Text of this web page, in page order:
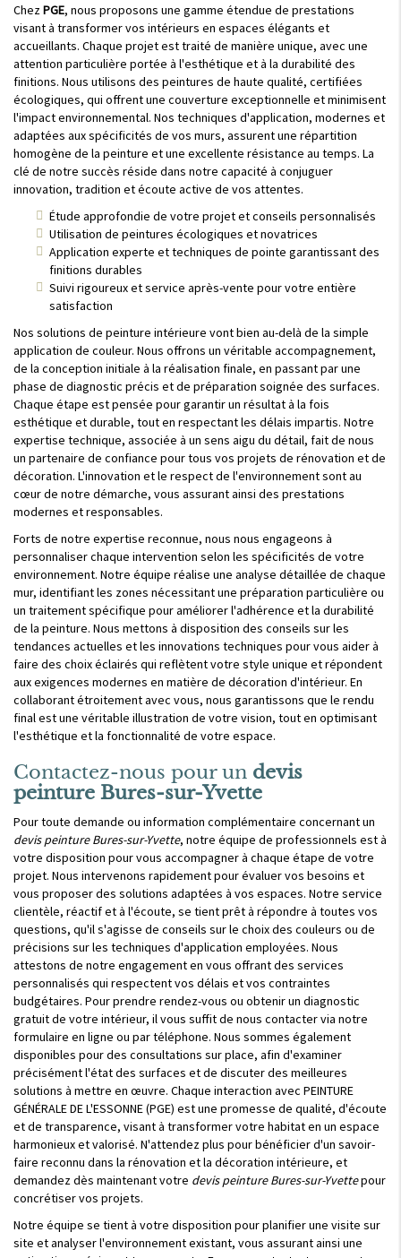
ChezPGE, nous proposons une gamme étendue de prestations
visant à transformer vos intérieurs en espaces élégants et
accueillants. Chaque projet est traité de manière unique, avec une
attention particulière portée à l'esthétique et à la durabilité des
finitions. Nous utilisons des peintures de haute qualité, certifiées
écologiques, qui offrent une couverture exceptionnelle et minimisent
l'impact environnemental. Nos techniques d'application, modernes et
adaptées aux spécificités de vos murs, assurent une répartition
homogène de la peinture et une excellente résistance au temps. La
clé de notre succès réside dans notre capacité à conjuguer
innovation, tradition et écoute active de vos attentes.
Étude approfondie de votre projet et conseils personnalisés
Utilisation de peintures écologiques et novatrices
Application experte et techniques de pointe garantissant des
finitions durables
Suivi rigoureux et service après-vente pour votre entière
satisfaction
Nos solutions de peinture intérieure vont bien au-delà de la simple
application de couleur. Nous offrons un véritable accompagnement,
de la conception initiale à la réalisation finale, en passant par une
phase de diagnostic précis et de préparation soignée des surfaces.
Chaque étape est pensée pour garantir un résultat à la fois
esthétique et durable, tout en respectant les délais impartis. Notre
expertise technique, associée à un sens aigu du détail, fait de nous
un partenaire de confiance pour tous vos projets de rénovation et de
décoration. L'innovation et le respect de l'environnement sont au
cœur de notre démarche, vous assurant ainsi des prestations
modernes et responsables.
Forts de notre expertise reconnue, nous nous engageons à
personnaliser chaque intervention selon les spécificités de votre
environnement. Notre équipe réalise une analyse détaillée de chaque
mur, identifiant les zones nécessitant une préparation particulière ou
un traitement spécifique pour améliorer l'adhérence et la durabilité
de la peinture. Nous mettons à disposition des conseils sur les
tendances actuelles et les innovations techniques pour vous aider à
faire des choix éclairés qui reflètent votre style unique et répondent
aux exigences modernes en matière de décoration d'intérieur. En
collaborant étroitement avec vous, nous garantissons que le rendu
final est une véritable illustration de votre vision, tout en optimisant
l'esthétique et la fonctionnalité de votre espace.
Contactez-nous pour un devis
peinture Bures-sur-Yvette
Pour toute demande ou information complémentaire concernant un
devis peinture Bures-sur-Yvette, notre équipe de professionnels est à
votre disposition pour vous accompagner à chaque étape de votre
projet. Nous intervenons rapidement pour évaluer vos besoins et
vous proposer des solutions adaptées à vos espaces. Notre service
clientèle, réactif et à l'écoute, se tient prêt à répondre à toutes vos
questions, qu'il s'agisse de conseils sur le choix des couleurs ou de
précisions sur les techniques d'application employées. Nous
attestons de notre engagement en vous offrant des services
personnalisés qui respectent vos délais et vos contraintes
budgétaires. Pour prendre rendez-vous ou obtenir un diagnostic
gratuit de votre intérieur, il vous suffit de nous contacter via notre
formulaire en ligne ou par téléphone. Nous sommes également
disponibles pour des consultations sur place, afin d'examiner
précisément l'état des surfaces et de discuter des meilleures
solutions à mettre en œuvre. Chaque interaction avec PEINTURE
GÉNÉRALE DE L'ESSONNE (PGE) est une promesse de qualité, d'écoute
et de transparence, visant à transformer votre habitat en un espace
harmonieux et valorisé. N'attendez plus pour bénéficier d'un savoir-
faire reconnu dans la rénovation et la décoration intérieure, et
demandez dès maintenant votre devis peinture Bures-sur-Yvettepour
concrétiser vos projets.
Notre équipe se tient à votre disposition pour planifier une visite sur
site et analyser l'environnement existant, vous assurant ainsi une